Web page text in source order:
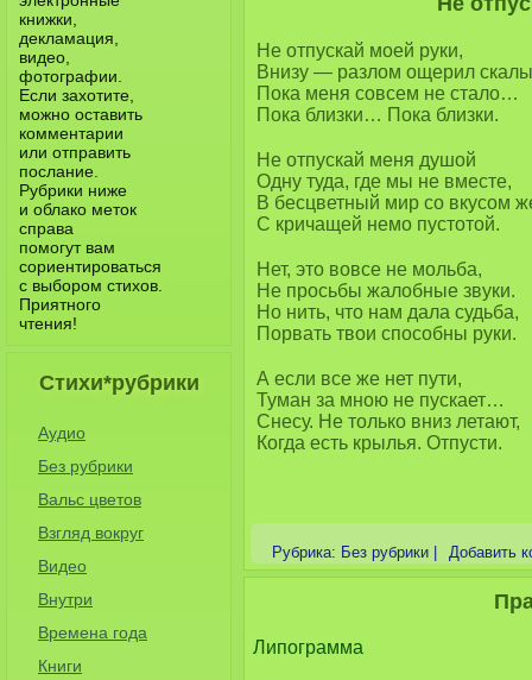
книжки,
декламация,
видео,
фотографии.
Если захотите,
можно оставить
комментарии
или отправить
послание.
Рубрики ниже
и облако меток
справа
помогут вам
сориентироваться
с выбором стихов.
Приятного
чтения!
Стихи*рубрики
Аудио
Без рубрики
Вальс цветов
Взгляд вокруг
Видео
Внутри
Времена года
Книги
Не отпускай моей руки,
Внизу — разлом ощерил
Пока меня совсем не стало…
Пока близки… Пока близки.
Не отпускай меня душой
Одну туда, где мы не вместе,
В бесцветный мир со вкусом
С кричащей немо пустотой.
Нет, это вовсе не мольба,
Не просьбы жалобные звуки.
Но нить, что нам дала судьба,
Порвать твои способны руки.
А если все же нет пути,
Туман за мною не пускает…
Снесу. Не только вниз летают,
Когда есть крылья. Отпусти.
Рубрика: Без рубрики Добавить
Липограмма